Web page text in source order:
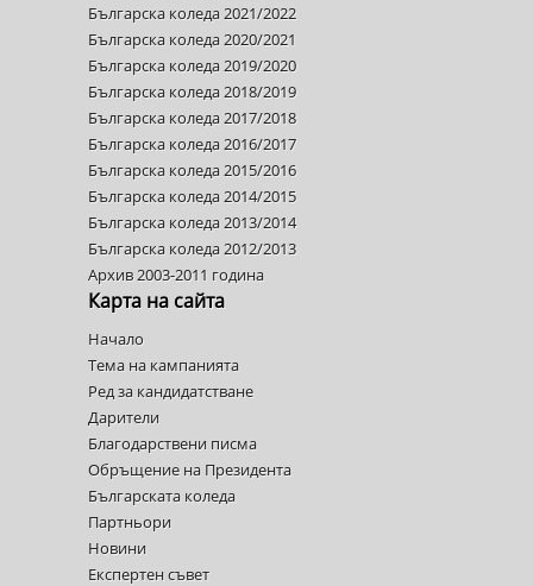
Българска коледа 2021/2022
Българска коледа 2020/2021
Българска коледа 2019/2020
Българска коледа 2018/2019
Българска коледа 2017/2018
Българска коледа 2016/2017
Българска коледа 2015/2016
Българска коледа 2014/2015
Българска коледа 2013/2014
Българска коледа 2012/2013
Архив 2003-2011 година
Карта на сайта
Начало
Тема на кампанията
Ред за кандидатстване
Дарители
Благодарствени писма
Обръщение на Президента
Българската коледа
Партньори
Новини
Експертен съвет